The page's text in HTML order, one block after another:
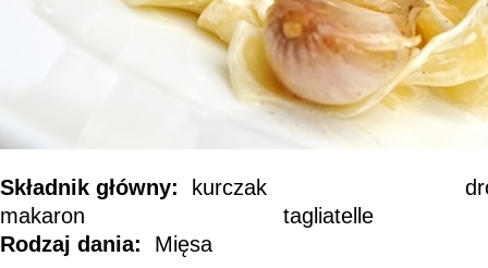
Składnik główny: kurczak
makaron
tagliatelle
Rodzaj dania:
Mięsa